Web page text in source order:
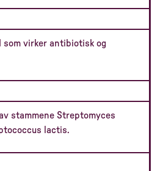
som virker antibiotisk og
stammene Streptomyces
lactis.